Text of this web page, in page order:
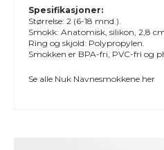
Spesifikasjoner:
Størrelse: 2 (6-18 mnd.).
Smokk: Anatomisk, silikon, 2,8
Ring og skjold: Polypropylen.
Smokken er BPA-fri, PVC-fri og
Se alle Nuk Navnesmokkene her